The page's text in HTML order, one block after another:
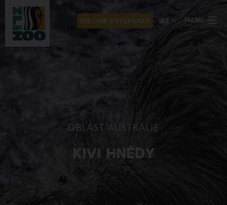
ON-LINE VSTUPENKY CZ MENU
OBLAST AUSTRÁLIE
KIVI HNĚDÝ